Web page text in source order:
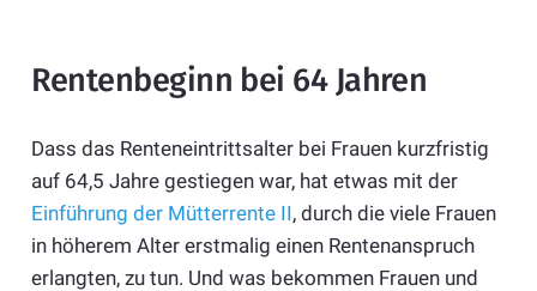
Rentenbeginn bei 64 Jahren
Dass das Renteneintrittsalter bei Frauen kurzfristig
auf 64,5 Jahre gestiegen war, hat etwas mit der
Einführung der Mütterrente II, durch die viele Frauen
in höherem Alter erstmalig einen Rentenanspruch
erlangten, zu tun. Und was bekommen Frauen und